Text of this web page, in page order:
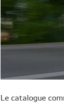
Le catalogue